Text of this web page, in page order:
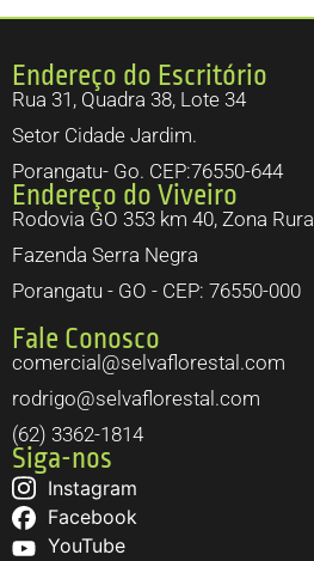
Endereço do Escritório
Rua 31, Quadra 38, Lote 34
Setor Cidade Jardim.
Porangatu- Go. CEP:76550-644
Endereço do Viveiro
Rodovia GO 353 km 40, Zona Rural
Fazenda Serra Negra
Porangatu - GO - CEP: 76550-000
Fale Conosco
comercial@selvaflorestal.com
rodrigo@selvaflorestal.com
(62) 3362-1814
Siga-nos
Instagram
Facebook
YouTube